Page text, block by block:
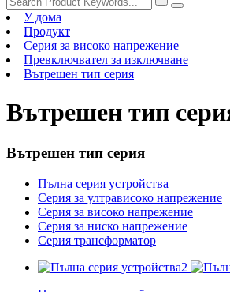
У дома
Продукт
Серия за високо напрежение
Превключвател за изключване
Вътрешен тип серия
Вътрешен тип
Вътрешен тип серия
Пълна серия устройства
Серия за ултрависоко напрежение
Серия за високо напрежение
Серия за ниско напрежение
Серия трансформатор